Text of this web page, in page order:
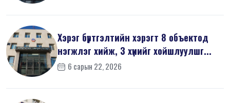
Хэрэг бүртгэлтийн хэрэгт 8 объектод
нэгжлэг хийж, 3 хүнийг хойшлуулшг...
6 сарын 22, 2026